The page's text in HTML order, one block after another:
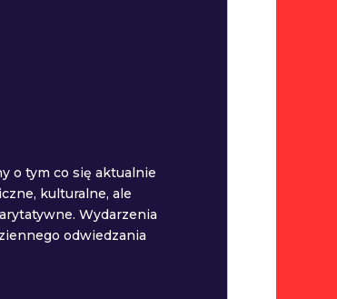
o tym co się aktualnie
kulturalne, ale
Wydarzenia
odwiedzania